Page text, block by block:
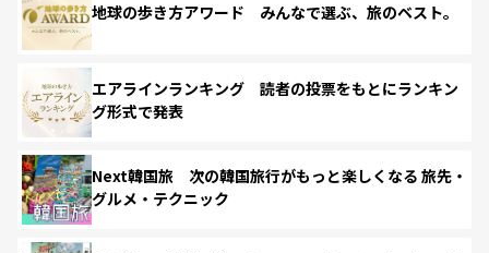
地球の歩き方アワード みんなで選ぶ、旅のベスト。
エアラインランキング 読者の投票をもとにランキン
グ形式で発表
Next韓国旅 次の韓国旅行がもっと楽しくなる 旅先・
グルメ・テクニック